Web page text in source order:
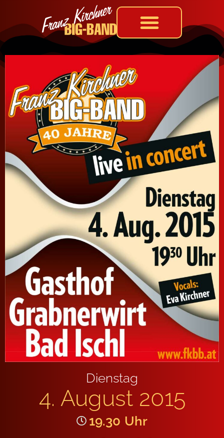
Dienstag
4. August 2015
19.30 Uhr